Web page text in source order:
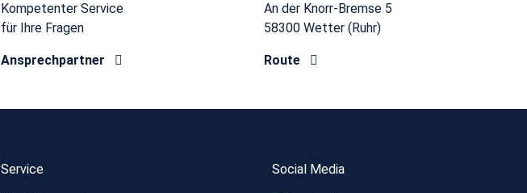
Kompetenter Service
für Ihre Fragen
Ansprechpartner
An der Knorr-Bremse 5
58300 Wetter (Ruhr)
Route
Service Social Media